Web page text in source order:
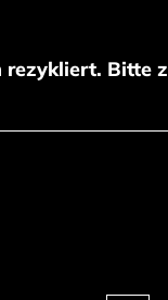
Bitte